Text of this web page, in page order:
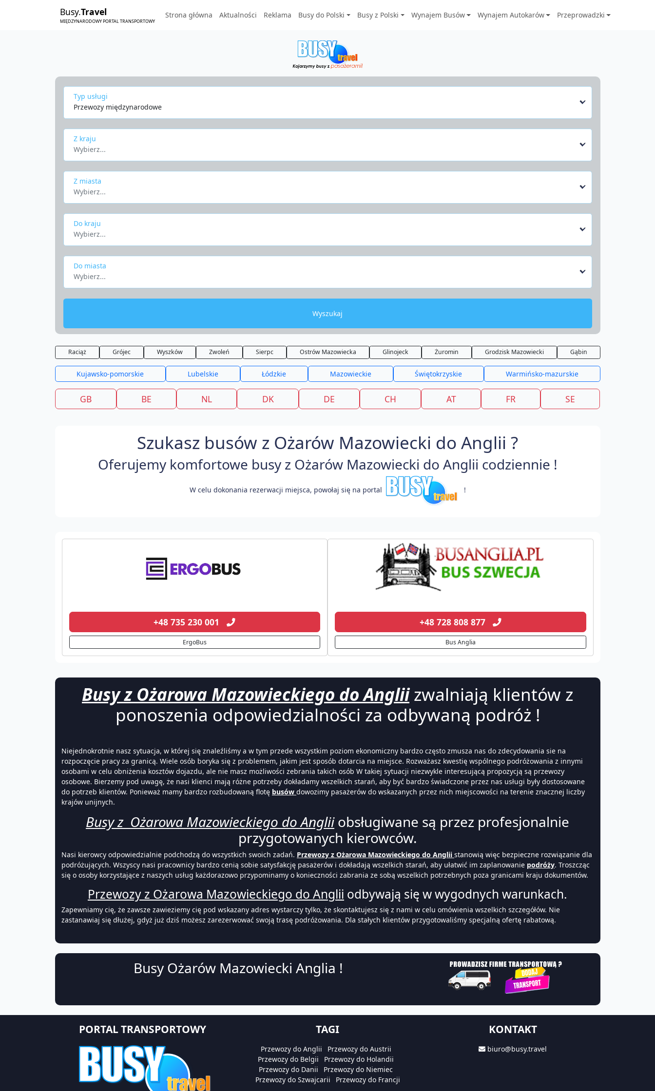
Busy.Travel
MIĘDZYNARODOWY PORTAL TRANSPORTOWY
Strona główna Aktualności Reklama Busy do Polski Busy z Polski Wynajem Busów Wynajem Autokarów Przeprowadzki
Typ usługi
Przewozy międzynarodowe
Z kraju
Wybierz...
Z miasta
Wybierz...
Do kraju
Wybierz...
Do miasta
Wybierz...
Wyszukaj
Raciąż Grójec Wyszków Zwoleń Sierpc Ostrów Mazowiecka Glinojeck Żuromin Grodzisk Mazowiecki Gąbin
Kujawsko-pomorskie Lubelskie Łódzkie Mazowieckie Świętokrzyskie Warmińsko-mazurskie
GB BE NL DK DE CH AT FR SE
Szukasz busów z Ożarów Mazowiecki do Anglii ?
Oferujemy komfortowe busy z Ożarów Mazowiecki do Anglii codziennie !
W celu dokonania rezerwacji miejsca, powołaj się na portal !
+48 735 230 001
ErgoBus
+48 728 808 877
Bus Anglia
Busy z Ożarowa Mazowieckiego do Angliizwalniają klientów z
ponoszenia odpowiedzialności za odbywaną podróż !
Niejednokrotnie nasz sytuacja, w której się znaleźliśmy a w tym przede wszystkim poziom ekonomiczny bardzo często zmusza nas do zdecydowania sie na
rozpoczęcie pracy za granicą. Wiele osób boryka się z problemem, jakim jest sposób dotarcia na miejsce. Rozważasz kwestię wspólnego podróżowania z innymi
osobami w celu obniżenia kosztów dojazdu, ale nie masz możliwości zebrania takich osób W takiej sytuacji niezwykle interesującą propozycją są przewozy
osobowe. Bierzemy pod uwagę, że nasi klienci mają różne potrzeby dokładamy wszelkich starań, aby być bardzo świadczone przez nas usługi były dostosowane
do potrzeb klientów. Ponieważ mamy bardzo rozbudowaną flotę busów dowozimy pasażerów do wskazanych przez nich miejscowości na terenie znacznej liczby
krajów unijnych.
Busy z Ożarowa Mazowieckiego do Angliiobsługiwane są przez profesjonalnie
przygotowanych kierowców.
Nasi kierowcy odpowiedzialnie podchodzą do wszystkich swoich zadań. Przewozy z Ożarowa Mazowieckiego do Anglii stanowią więc bezpieczne rozwiązanie dla
podróżujących. Wszyscy nasi pracownicy bardzo cenią sobie satysfakcję pasażerów i dokładają wszelkich starań, aby ułatwić im zaplanowanie podróży. Troszcząc
się o osoby korzystające z naszych usług każdorazowo przypominamy o konieczności zabrania ze sobą wszelkich potrzebnych poza granicami kraju dokumentów.
Przewozy z Ożarowa Mazowieckiego do Anglii odbywają się w wygodnych warunkach.
Zapewniamy cię, że zawsze zawieziemy cię pod wskazany adres wystarczy tylko, że skontaktujesz się z nami w celu omówienia wszelkich szczegółów. Nie
zastanawiaj się dłużej, gdyż już dziś możesz zarezerwować swoją trasę podróżowania. Dla stałych klientów przygotowaliśmy specjalną ofertę rabatową.
Busy Ożarów Mazowiecki Anglia !
PORTAL TRANSPORTOWY TAGI
Przewozy do Anglii
Przewozy do Austrii
Przewozy do Belgii
Przewozy do Holandii
Przewozy do Danii
Przewozy do Niemiec
Przewozy do Szwajcarii
Przewozy do Francji
KONTAKT
biuro@busy.travel